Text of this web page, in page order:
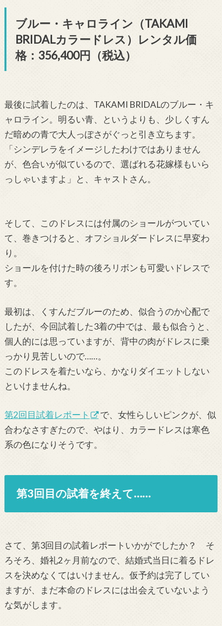
ブルー・キャロライン（TAKAMI
BRIDALカラードレス）レンタル価
格：356,400円（税込）
最後に試着したのは、TAKAMI BRIDALのブルー・キ
ャロライン。明るい青、というよりも、少しくすん
だ暗めの青で大人っぽさがぐっと引き立ちます。
「シンデレラをイメージしたわけではありません
が、色合いが似ているので、選ばれる花嫁様もいら
っしゃいますよ」と、キャストさん。
そして、このドレスには付属のショールがついてい
て、巻きつけると、オフショルダードレスに早変わ
り。
ショールを付けた時の後ろリボンも可愛いドレスで
す。
最初は、くすんだブルーのため、似合うのか心配で
したが、今回試着した3着の中では、最も似合うと、
個人的には思っていますが、背中の肉がドレスに乗
っかり見苦しいので……。
このドレスを着たいなら、かなりダイエットしない
といけませんね。
第2回目試着レポート
で、女性らしいピンクが、似
合わなさすぎたので、やはり、カラードレスは寒色
系の色になりそうです。
第3回目の試着を終えて……
さて、第3回目の試着レポートいかがでしたか？ そ
ろそろ、婚礼2ヶ月前なので、結婚式当日に着るドレ
スを決めなくてはいけません。仮予約は完了してい
ますが、まだ本命のドレスには出会えていないよう
な気がします。